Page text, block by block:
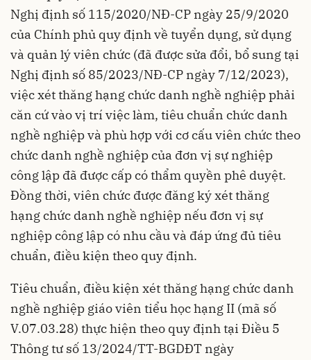
Nghị định số 115/2020/NĐ-CP ngày 25/9/2020
của Chính phủ quy định về tuyển dụng, sử dụng
và quản lý viên chức (đã được sửa đổi, bổ sung tại
Nghị định số 85/2023/NĐ-CP ngày 7/12/2023),
việc xét thăng hạng chức danh nghề nghiệp phải
căn cứ vào vị trí việc làm, tiêu chuẩn chức danh
nghề nghiệp và phù hợp với cơ cấu viên chức theo
chức danh nghề nghiệp của đơn vị sự nghiệp
công lập đã được cấp có thẩm quyền phê duyệt.
Đồng thời, viên chức được đăng ký xét thăng
hạng chức danh nghề nghiệp nếu đơn vị sự
nghiệp công lập có nhu cầu và đáp ứng đủ tiêu
chuẩn, điều kiện theo quy định.
Tiêu chuẩn, điều kiện xét thăng hạng chức danh
nghề nghiệp giáo viên tiểu học hạng II (mã số
V.07.03.28) thực hiện theo quy định tại Điều 5
Thông tư số 13/2024/TT-BGDĐT ngày